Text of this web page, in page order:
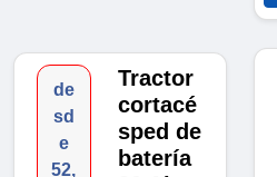
de
sd
e
52,
Tractor
cortacé
sped de
batería